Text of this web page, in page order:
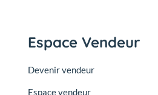
Espace Vendeur
Devenir vendeur
Espace vendeur